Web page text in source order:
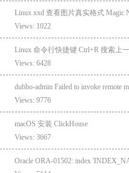
Linux xxd 查看图片真实格式 Magic
Views: 1022
Linux 命令行快捷键 Ctrl+R 搜索上
Views: 6428
dubbo-admin Failed to invoke remote
Views: 9776
macOS 安装 ClickHouse
Views: 3667